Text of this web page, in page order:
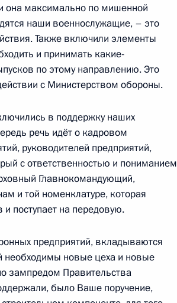
регионах России
помещения
срок, только
соседей
помещения
она максимально по мишенной
наши военнослужащие, – это
Также включили элементы
и принимать какие-
по этому направлению. Это
с Министерством обороны.
в поддержку наших
речь идёт о кадровом
руководителей предприятий,
с ответственностью и пониманием
Главнокомандующий,
и той номенклатуре, которая
поступает на передовую.
предприятий, вкладываются
необходимы новые цеха и новые
зампредом Правительства
было Ваше поручение,